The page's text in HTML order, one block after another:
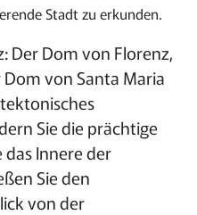
Stadt zu erkunden.
Der Dom von Florenz,
von Santa Maria
Sie die prächtige
das Innere der
Sie den
von der